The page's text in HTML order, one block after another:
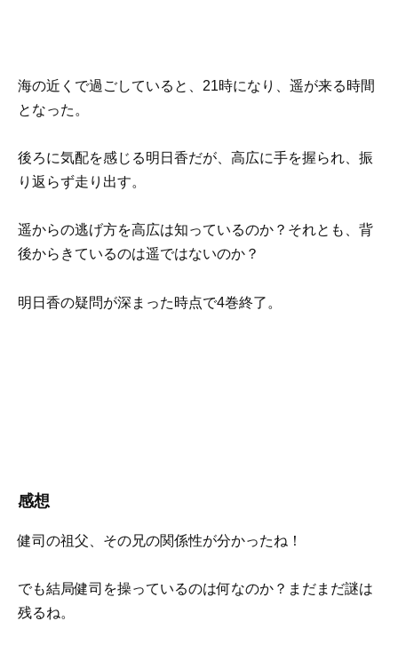
海の近くで過ごしていると、21時になり、遥が来る時間
となった。
後ろに気配を感じる明日香だが、高広に手を握られ、振
り返らず走り出す。
遥からの逃げ方を高広は知っているのか？それとも、背
後からきているのは遥ではないのか？
明日香の疑問が深まった時点で4巻終了。
感想
健司の祖父、その兄の関係性が分かったね！
でも結局健司を操っているのは何なのか？まだまだ謎は
残るね。